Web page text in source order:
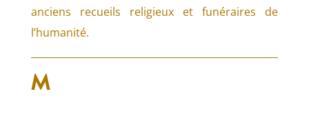
anciens recueils religieux et funéraires de
l’humanité.
M